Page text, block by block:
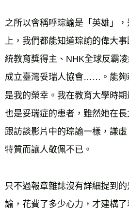
之所以會稱呼琮諭是「英雄」
上，我們都能知道琮諭的偉大
統教育獎得主、NHK全球反霸
成立臺灣妥瑞人協會……。能夠
是我的榮幸。我在教育大學時
也是妥瑞症的患者，雖然她在
跟訪談影片中的琮諭一樣，謙
特質而讓人敬佩不已。
只不過報章雜誌沒有詳細提到
諭，花費了多少心力，才建構了